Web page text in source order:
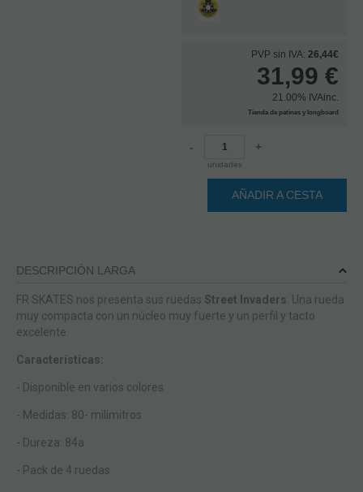
PVP sin IVA: 26,44€
31,99 €
21.00% IVAinc.
Tienda de patines y longboard
-
unidades
+
AÑADIR A CESTA
DESCRIPCIÓN LARGA
FR SKATES nos presenta sus ruedas Street Invaders . Una rueda
muy compacta con un núcleo muy fuerte y un perfil y tacto
excelente.
Características:
- Disponible en varios colores
- Medidas: 80- milimitros
- Dureza: 84a
- Pack de 4 ruedas